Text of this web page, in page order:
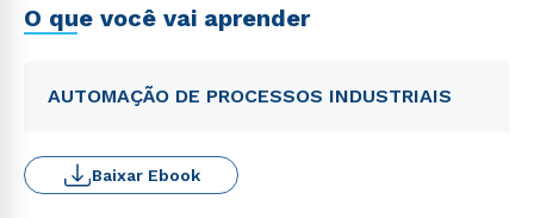
O que você vai aprender
AUTOMAÇÃO DE PROCESSOS INDUSTRIAIS
Baixar Ebook